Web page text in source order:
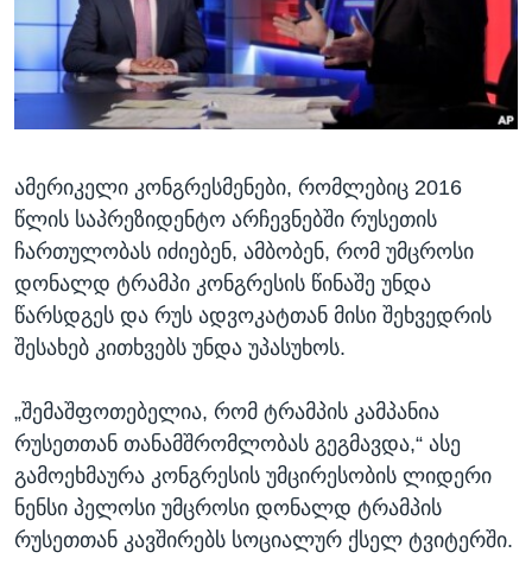
ᲡᲢᲣᲓᲘᲐ ᲕᲐᲨᲘᲜᲒᲢᲝᲜᲘ
ᲔᲙᲝᲜᲝᲛᲘᲙᲐ
ᲯᲐᲜᲛᲠᲗᲔᲚᲝᲑᲐ
ᲛᲔᲪᲜᲘᲔᲠᲔᲑᲐ
ᲙᲣᲚᲢᲣᲠᲐ
ᲒᲐᲚᲘᲚᲔᲝ
ᲓᲔᲖᲘᲜᲤᲝᲠᲛᲐᲪᲘᲐ
Learning English
ᲗᲕᲐᲚᲘ ᲒᲕᲐᲓᲔᲕᲜᲔᲗ
ენები
ამერიკელი კონგრესმენები, რომლებიც 2016
წლის საპრეზიდენტო არჩევნებში რუსეთის
ჩართულობას იძიებენ, ამბობენ, რომ უმცროსი
დონალდ ტრამპი კონგრესის წინაშე უნდა
წარსდგეს და რუს ადვოკატთან მისი შეხვედრის
შესახებ კითხვებს უნდა უპასუხოს.
„შემაშფოთებელია, რომ ტრამპის კამპანია
რუსეთთან თანამშრომლობას გეგმავდა,“ ასე
გამოეხმაურა კონგრესის უმცირესობის ლიდერი
ნენსი პელოსი უმცროსი დონალდ ტრამპის
რუსეთთან კავშირებს სოციალურ ქსელ ტვიტერში.